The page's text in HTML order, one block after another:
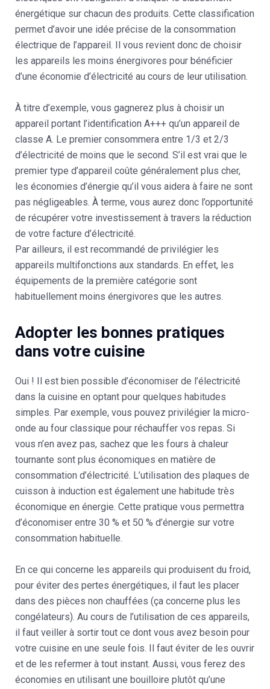
énergétique sur chacun des produits. Cette classification
permet d’avoir une idée précise de la consommation
électrique de l’appareil. Il vous revient donc de choisir
les appareils les moins énergivores pour bénéficier
d’une économie d’électricité au cours de leur utilisation.
À titre d’exemple, vous gagnerez plus à choisir un
appareil portant l’identification A+++ qu’un appareil de
classe A. Le premier consommera entre 1/3 et 2/3
d’électricité de moins que le second. S’il est vrai que le
premier type d’appareil coûte généralement plus cher,
les économies d’énergie qu’il vous aidera à faire ne sont
pas négligeables. À terme, vous aurez donc l’opportunité
de récupérer votre investissement à travers la réduction
de votre facture d’électricité.
Par ailleurs, il est recommandé de privilégier les
appareils multifonctions aux standards. En effet, les
équipements de la première catégorie sont
habituellement moins énergivores que les autres.
Adopter les bonnes pratiques
dans votre cuisine
Oui ! Il est bien possible d’économiser de l’électricité
dans la cuisine en optant pour quelques habitudes
simples. Par exemple, vous pouvez privilégier la micro-
onde au four classique pour réchauffer vos repas. Si
vous n’en avez pas, sachez que les fours à chaleur
tournante sont plus économiques en matière de
consommation d’électricité. L’utilisation des plaques de
cuisson à induction est également une habitude très
économique en énergie. Cette pratique vous permettra
d’économiser entre 30 % et 50 % d’énergie sur votre
consommation habituelle.
En ce qui concerne les appareils qui produisent du froid,
pour éviter des pertes énergétiques, il faut les placer
dans des pièces non chauffées (ça concerne plus les
congélateurs). Au cours de l’utilisation de ces appareils,
il faut veiller à sortir tout ce dont vous avez besoin pour
votre cuisine en une seule fois. Il faut éviter de les ouvrir
et de les refermer à tout instant. Aussi, vous ferez des
économies en utilisant une bouilloire plutôt qu’une